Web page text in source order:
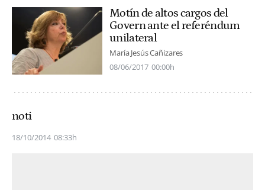
Motín de altos cargos del
Govern ante el referéndum
unilateral
María Jesús Cañizares
08/06/2017 00:00h
noti
18/10/2014 08:33h